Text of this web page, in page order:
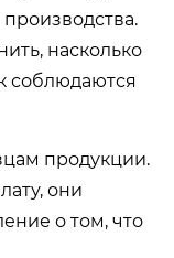
насколько
соблюдаются
продукции.
они
о том, что